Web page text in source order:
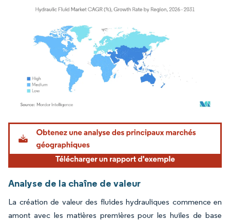
Image © Mordor Intelligence. La réutilisation nécessite une attribution sous CC BY
Analyse de la chaîne de valeur
La création de valeur des fluides hydrauliques commence en
amont avec les matières premières pour les huiles de base